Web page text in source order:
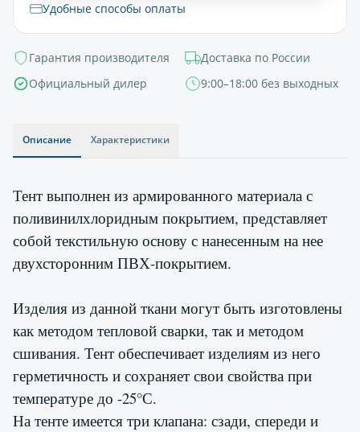
Удобные способы оплаты
Гарантия производителя
Доставка по России
Официальный дилер
9:00–18:00 без выходных
Описание Характеристики
Тент выполнен из армированного материала с
поливинилхлоридным покрытием, представляет
собой текстильную основу с нанесенным на нее
двухсторонним ПВХ-покрытием.
Изделия из данной ткани могут быть изготовлены
как методом тепловой сварки, так и методом
сшивания. Тент обеспечивает изделиям из него
герметичность и сохраняет свои свойства при
температуре до -25°С.
На тенте имеется три клапана: сзади, спереди и